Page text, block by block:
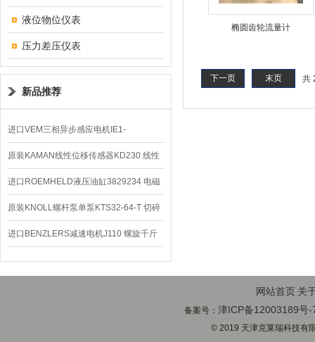
液位物位仪表
压力差压仪表
新品推荐
进口VEM三相异步感应电机IE1-
K21R80G4马达
原装KAMAN线性位移传感器KD230 线性
编码器
进口ROEMHELD液压油缸3829234 电磁
阀定位器
原装KNOLL螺杆泵单泵KTS32-64-T 切碎
排屑机
进口BENZLERS减速电机J110 螺旋千斤
顶BD-58
椭圆齿轮流量计
共
下一页 末页
网站首页 关
备案号：津ICP备12003189号-
© 2019 天津克莱瑞科技有